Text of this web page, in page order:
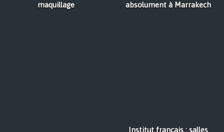
maquillage
absolument à Marrakech
Institut français : salles